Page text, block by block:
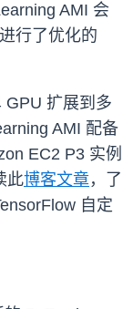
AMI 会
行了优化的
GPU 扩展到多
AMI 配备
EC2 P3 实例
此博客文章，了
自定